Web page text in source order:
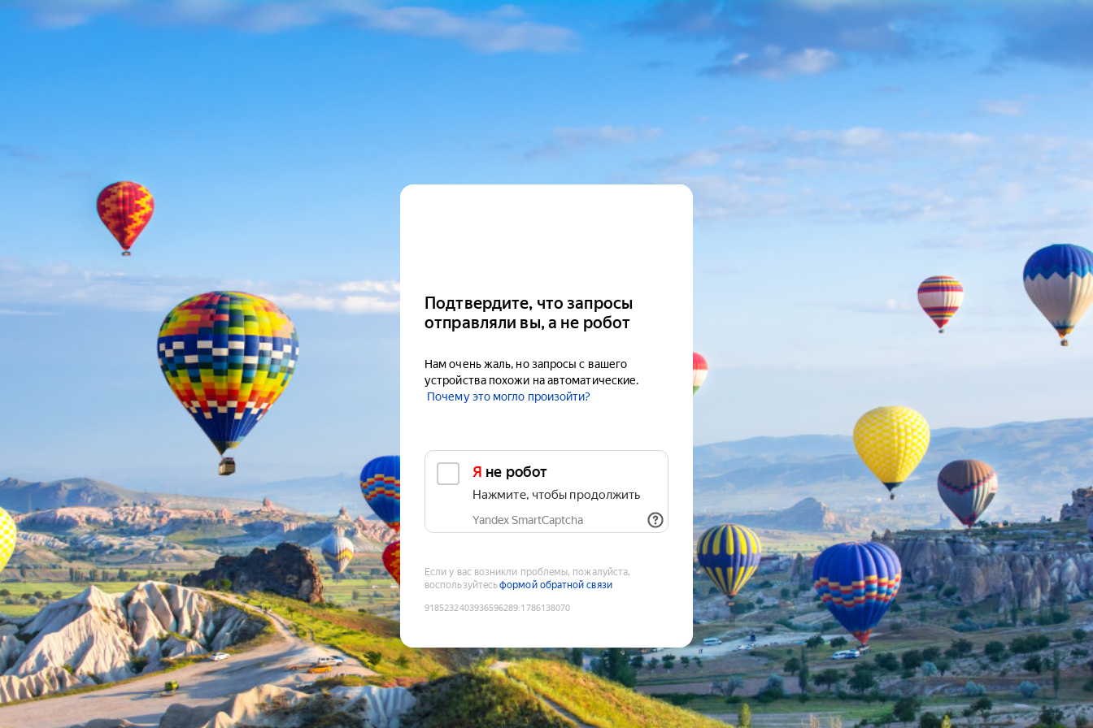
Подтвердите, что запросы
отправляли вы, а не робот
Нам очень жаль, но запросы с вашего
устройства похожи на автоматические.
Почему это могло произойти?
Я не робот
Нажмите, чтобы продолжить
Yandex SmartCaptcha
Если у вас возникли проблемы, пожалуйста,
воспользуйтесьформой обратной связи
9185232403936596289:1786138070